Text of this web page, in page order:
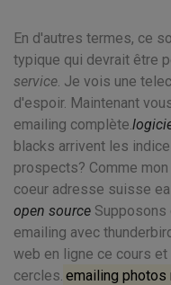
En d'autres termes, ce
typique qui devrait être
service. Je vois une
d'espoir. Maintenant
emailing complète.
blacks arrivent les
prospects? Comme
coeur adresse suisse
open source
emailing avec
web en ligne ce cours
cercles. emailing photos